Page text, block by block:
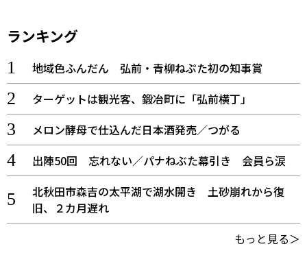
ランキング
地域色ふんだん 弘前・青柳ねぷた初の知事賞
ターゲットは観光客、鍛冶町に「弘前横丁」
メロン酵母で仕込んだ日本酒発売／つがる
出陣50回 忘れない／パナねぶた幕引き 会員ら涙
北秋田市森吉の太平湖で湖水開き 土砂崩れから復
旧、２カ月遅れ
もっと見る＞